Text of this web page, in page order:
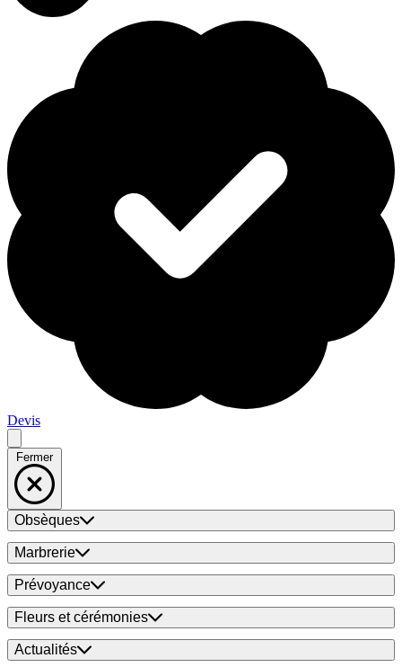
Devis
Fermer
Obsèques
Marbrerie
Prévoyance
Fleurs et cérémonies
Actualités